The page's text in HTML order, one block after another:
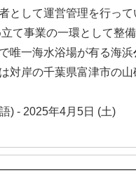
として運営管理を行って
て事業の一環として整備
唯一海水浴場が有る海浜
対岸の千葉県富津市の山
) - 2025年4月5日 (土)